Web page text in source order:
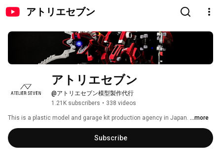
アトリエセブン
アトリエセブン
@アトリエセブン模型製作代行
1.21K subscribers • 338 videos
This is a plastic model and garage kit production agency in Japan. ...more
Subscribe